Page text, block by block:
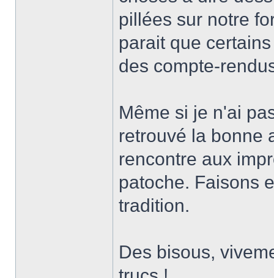
pillées sur notre
parait que
des compte-
Même si je n'ai
retrouvé la bonne
rencontre aux
patoche. Faisons
tradition.
Des bisous,